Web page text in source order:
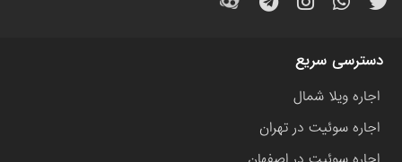
دسترسی سریع
اجاره ویلا شمال
اجاره سوئیت در تهران